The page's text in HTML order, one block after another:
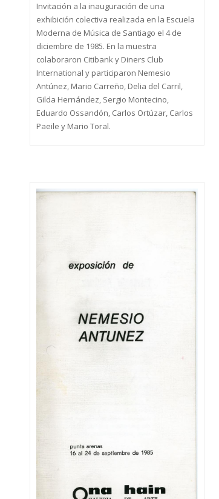
Invitación a la inauguración de una
exhibición colectiva realizada en la Escuela
Moderna de Música de Santiago el 4 de
diciembre de 1985. En la muestra
colaboraron Citibank y Diners Club
International y participaron Nemesio
Antúnez, Mario Carreño, Delia del Carril,
Gilda Hernández, Sergio Montecino,
Eduardo Ossandón, Carlos Ortúzar, Carlos
Paeile y Mario Toral.